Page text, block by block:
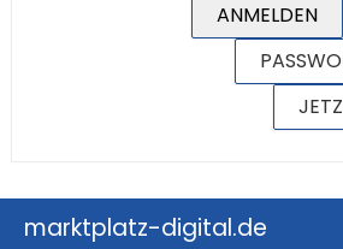
ANMELDEN
marktplatz-digital.de